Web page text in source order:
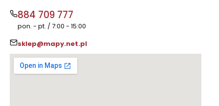
884 709 777
pon. - pt. / 7:00 - 15:00
sklep@mapy.net.pl